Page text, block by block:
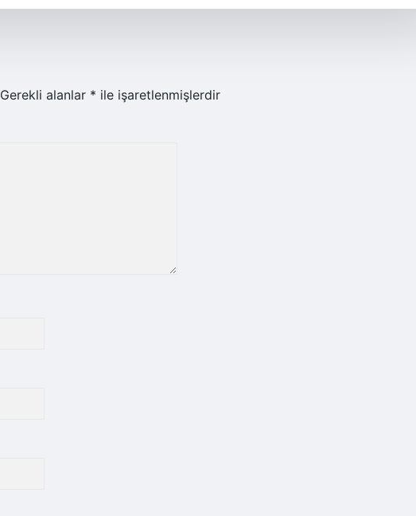
Gerekli alanlar * ile işaretlenmişlerdir